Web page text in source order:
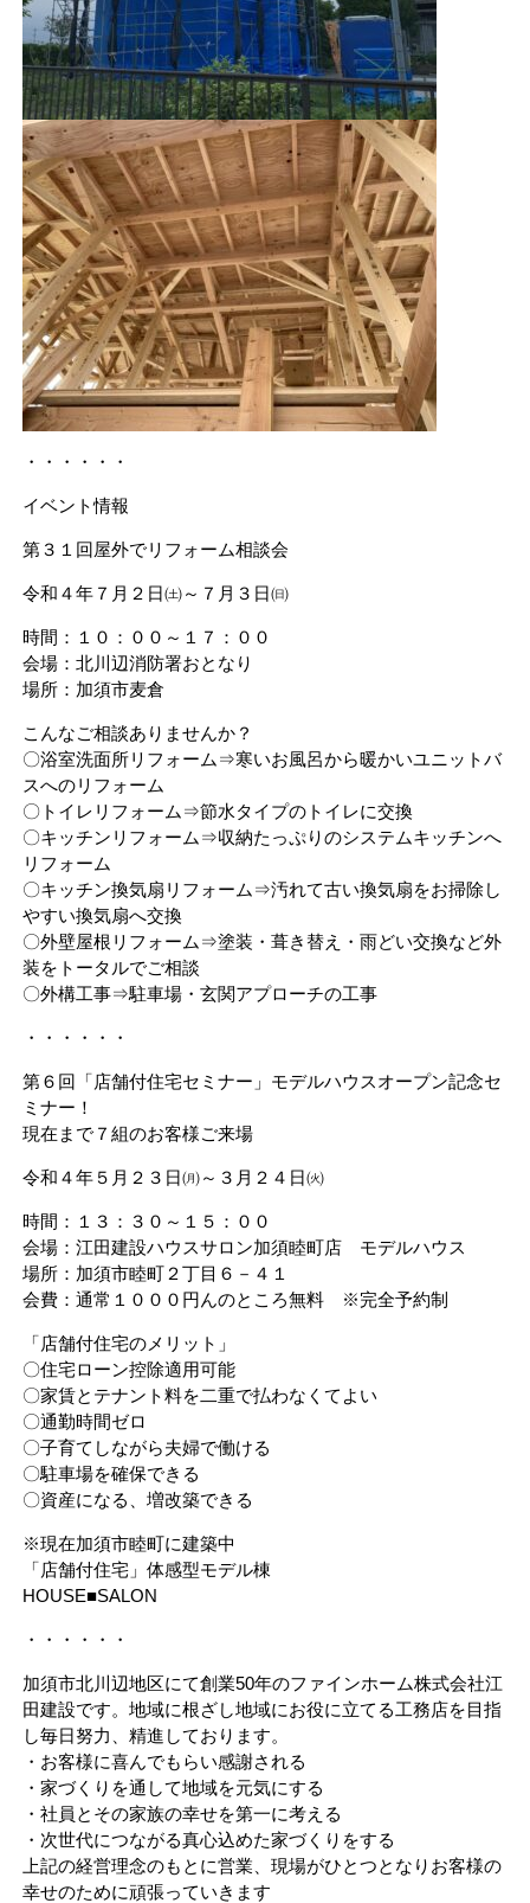
・・・・・・
イベント情報
第３１回屋外でリフォーム相談会
令和４年７月２日㈯～７月３日㈰
時間：１０：００～１７：００
会場：北川辺消防署おとなり
場所：加須市麦倉
こんなご相談ありませんか？
〇浴室洗面所リフォーム⇒寒いお風呂から暖かいユニットバ
スへのリフォーム
〇トイレリフォーム⇒節水タイプのトイレに交換
〇キッチンリフォーム⇒収納たっぷりのシステムキッチンへ
リフォーム
〇キッチン換気扇リフォーム⇒汚れて古い換気扇をお掃除し
やすい換気扇へ交換
〇外壁屋根リフォーム⇒塗装・葺き替え・雨どい交換など外
装をトータルでご相談
〇外構工事⇒駐車場・玄関アプローチの工事
・・・・・・
第６回「店舗付住宅セミナー」モデルハウスオープン記念セ
ミナー！
現在まで７組のお客様ご来場
令和４年５月２３日㈪～３月２４日㈫
時間：１３：３０～１５：００
会場：江田建設ハウスサロン加須睦町店 モデルハウス
場所：加須市睦町２丁目６－４１
会費：通常１０００円んのところ無料 ※完全予約制
「店舗付住宅のメリット」
〇住宅ローン控除適用可能
〇家賃とテナント料を二重で払わなくてよい
〇通勤時間ゼロ
〇子育てしながら夫婦で働ける
〇駐車場を確保できる
〇資産になる、増改築できる
※現在加須市睦町に建築中
「店舗付住宅」体感型モデル棟
HOUSE■SALON
・・・・・・
加須市北川辺地区にて創業50年のファインホーム株式会社江
田建設です。地域に根ざし地域にお役に立てる工務店を目指
し毎日努力、精進しております。
・お客様に喜んでもらい感謝される
・家づくりを通して地域を元気にする
・社員とその家族の幸せを第一に考える
・次世代につながる真心込めた家づくりをする
上記の経営理念のもとに営業、現場がひとつとなりお客様の
幸せのために頑張っていきます